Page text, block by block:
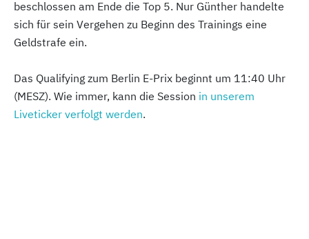
beschlossen am Ende die Top 5. Nur Günther handelte
sich für sein Vergehen zu Beginn des Trainings eine
Geldstrafe ein.
Das Qualifying zum Berlin E-Prix beginnt um 11:40 Uhr
(MESZ). Wie immer, kann die Session in unserem
Liveticker verfolgt werden.